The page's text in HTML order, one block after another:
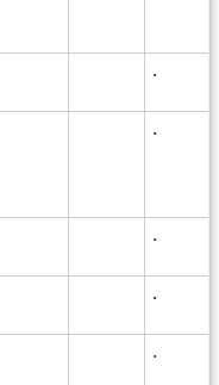
.
.
.
.
.